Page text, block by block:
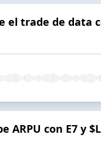
el trade de data
con E7 y